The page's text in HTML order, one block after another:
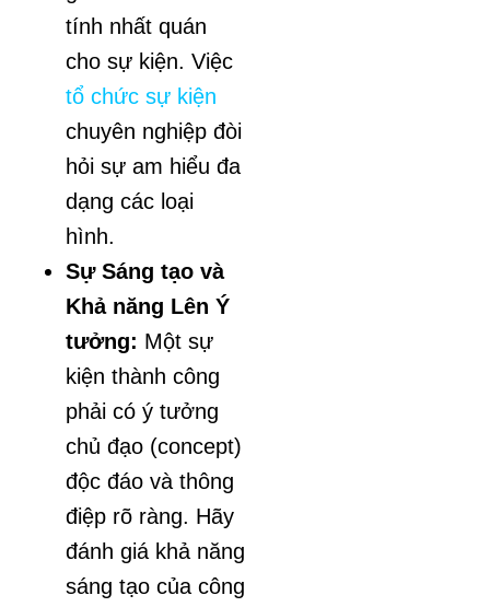
tính nhất quán
cho sự kiện. Việc
tổ chức sự kiện
chuyên nghiệp đòi
hỏi sự am hiểu đa
dạng các loại
hình.
Sự Sáng tạo và
Khả năng Lên Ý
tưởng: Một sự
kiện thành công
phải có ý tưởng
chủ đạo (concept)
độc đáo và thông
điệp rõ ràng. Hãy
đánh giá khả năng
sáng tạo của công